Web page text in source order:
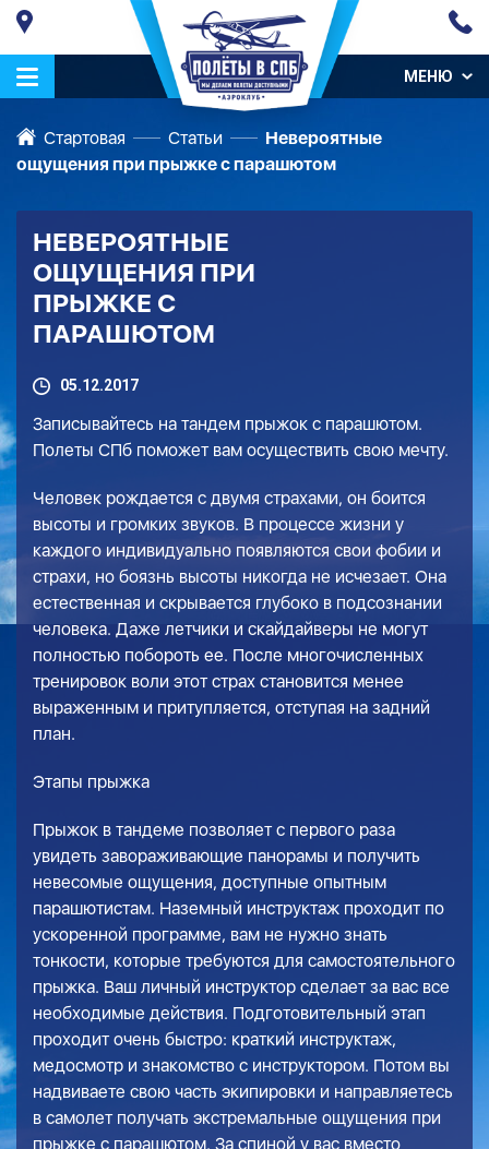
МЕНЮ
Стартовая Статьи
Невероятные
ощущения при прыжке с парашютом
НЕВЕРОЯТНЫЕ
ОЩУЩЕНИЯ ПРИ
ПРЫЖКЕ С
ПАРАШЮТОМ
05.12.2017
Записывайтесь на тандем прыжок с парашютом.
Полеты СПб поможет вам осуществить свою мечту.
Человек рождается с двумя страхами, он боится
высоты и громких звуков. В процессе жизни у
каждого индивидуально появляются свои фобии и
страхи, но боязнь высоты никогда не исчезает. Она
естественная и скрывается глубоко в подсознании
человека. Даже летчики и скайдайверы не могут
полностью побороть ее. После многочисленных
тренировок воли этот страх становится менее
выраженным и притупляется, отступая на задний
план.
Этапы прыжка
Прыжок в тандеме позволяет с первого раза
увидеть завораживающие панорамы и получить
невесомые ощущения, доступные опытным
парашютистам. Наземный инструктаж проходит по
ускоренной программе, вам не нужно знать
тонкости, которые требуются для самостоятельного
прыжка. Ваш личный инструктор сделает за вас все
необходимые действия. Подготовительный этап
проходит очень быстро: краткий инструктаж,
медосмотр и знакомство с инструктором. Потом вы
надвиваете свою часть экипировки и направляетесь
в самолет получать экстремальные ощущения при
прыжке с парашютом. За спиной у вас вместо